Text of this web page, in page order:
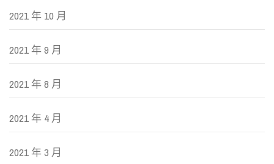
2021 年 10 月
2021 年 9 月
2021 年 8 月
2021 年 4 月
2021 年 3 月